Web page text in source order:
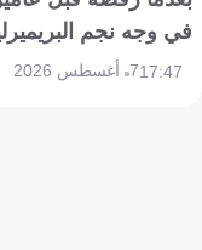
في وجه نجم
17:477 أغسطس 2026